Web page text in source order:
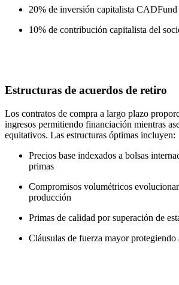
20% de inversión capitalista CADFund
10% de contribución capitalista del
Estructuras de acuerdos de retiro
Los contratos de compra a largo plazo
ingresos permitiendo financiación mientras
equitativos. Las estructuras óptimas incluyen:
Precios base indexados a bolsas
primas
Compromisos volumétricos
producción
Primas de calidad por superación de
Cláusulas de fuerza mayor protegiendo